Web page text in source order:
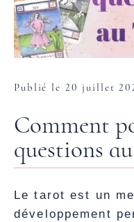
Publié le 20 juillet
Comment
questions
Le tarot est un
développement